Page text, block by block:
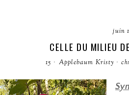
juin
CELLE DU MILIEU
15 · Applebaum Kristy ·